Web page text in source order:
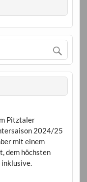
Pitztaler
2024/25
mit einem
dem höchsten